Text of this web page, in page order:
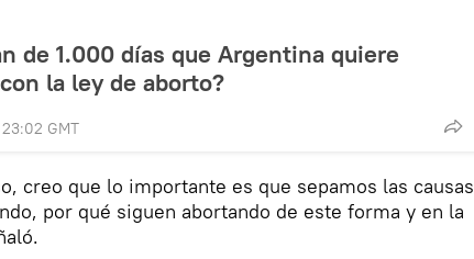
de 1.000 días que Argentina quiere
la ley de aborto?
GMT
creo que lo importante es que sepamos las causas
por qué siguen abortando de este forma y en la